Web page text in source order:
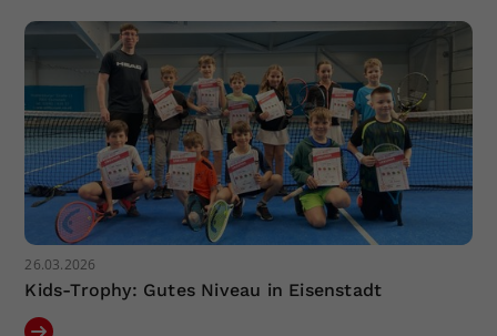
26.03.2026
Kids-Trophy: Gutes Niveau in Eisenstadt
Dieser Wert speichert Ihre Consent-
Einstellungen. Unter anderem eine
zufällig generierte ID, für die
historische Speicherung Ihrer
vorgenommen Einstellungen, falls der
Webseiten-Betreiber dies eingestellt
hat.